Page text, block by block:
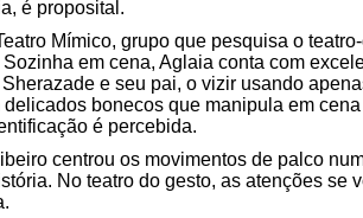
é proposital.
Mímico, grupo que pesquisa o
em cena, Aglaia conta com
e seu pai, o vizir usando
bonecos que manipula em
é percebida.
centrou os movimentos de palco
No teatro do gesto, as atenções